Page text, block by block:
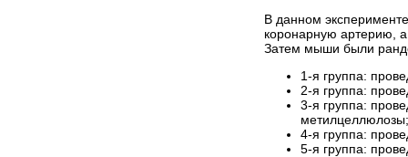
В данном
коронарную артерию,
Затем мыши были
1-я группа:
2-я группа:
3-я группа:
метилцеллюлозы;
4-я группа:
5-я группа: